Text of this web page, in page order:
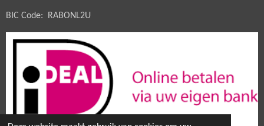
BIC Code: RABONL2U